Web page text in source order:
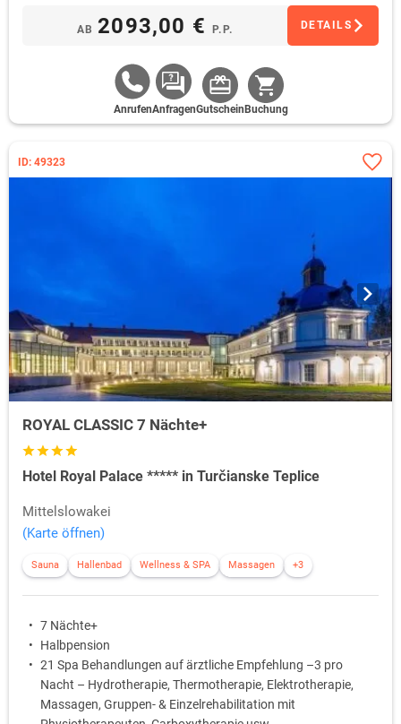
AB 2093,00 €P.P. DETAILS
AnrufenAnfragenGutschein Buchung
ID: 49323
ROYAL CLASSIC 7 Nächte+
Hotel Royal Palace ***** in Turčianske Teplice
Mittelslowakei
(Karte öffnen)
Sauna Hallenbad Wellness & SPA Massagen +3
7 Nächte+
Halbpension
21 Spa Behandlungen auf ärztliche Empfehlung –3 pro
Nacht – Hydrotherapie, Thermotherapie, Elektrotherapie,
Massagen, Gruppen- & Einzelrehabilitation mit